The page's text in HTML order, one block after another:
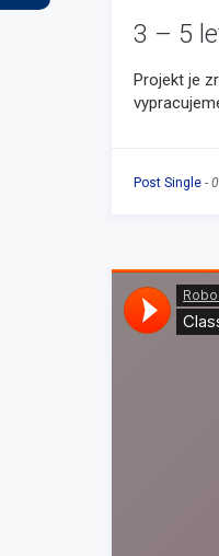
3 – 5
Projekt je
Post Single -